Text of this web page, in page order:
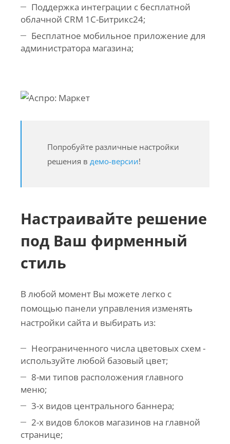
Поддержка интеграции с бесплатной
облачной CRM 1С-Битрикс24;
Бесплатное мобильное приложение для
администратора магазина;
Попробуйте различные настройки
решения в демо-версии!
Настраивайте решение
под Ваш фирменный
стиль
В любой момент Вы можете легко с
помощью панели управления изменять
настройки сайта и выбирать из:
Неограниченного числа цветовых схем -
используйте любой базовый цвет;
8-ми типов расположения главного
меню;
3-х видов центрального баннера;
2-х видов блоков магазинов на главной
странице;